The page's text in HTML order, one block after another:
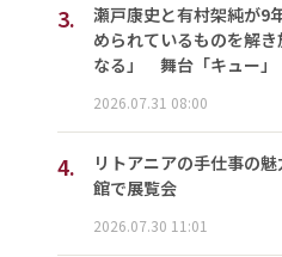
3.
瀬戸康史と有村架純が9
められているものを解
なる」 舞台「キュー」
2026.07.31 08:00
4.
リトアニアの手仕事の
館で展覧会
2026.07.30 11:01